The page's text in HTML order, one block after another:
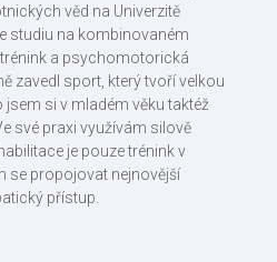
věd na Univerzitě
studiu na kombinovaném
a psychomotorická
zavedl sport, který tvoří velkou
si v mladém věku taktéž
své praxi využívám silově
je pouze trénink v
se propojovat nejnovější
přístup.